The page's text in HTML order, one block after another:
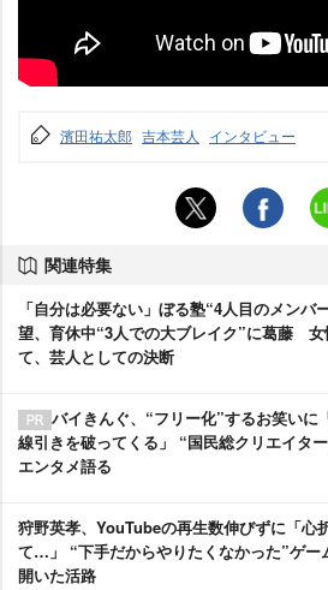
濱田祐太郎 吉本芸人 インタビュー
関連特集
「自分は必要ない」ぼる塾“4人目のメンバ
望、育休中“3人での大ブレイク”に葛藤 女
て、芸人としての決断
バイきんぐ、“フリー化”するお笑いに
線引きを破ってくる」 “国民総クリエイタ
エンタメ語る
狩野英孝、YouTubeの再生数伸びずに「心
て…」 “下手だからやりたくなかった”ゲー
開いた活路